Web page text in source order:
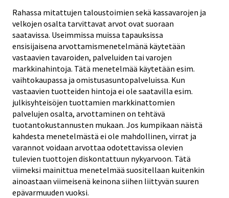
Rahassa mitattujen taloustoimien sekä kassavarojen ja
velkojen osalta tarvittavat arvot ovat suoraan
saatavissa. Useimmissa muissa tapauksissa
ensisijaisena arvottamismenetelmänä käytetään
vastaavien tavaroiden, palveluiden tai varojen
markkinahintoja. Tätä menetelmää käytetään esim.
vaihtokaupassa ja omistusasuntopalveluissa. Kun
vastaavien tuotteiden hintoja ei ole saatavilla esim.
julkisyhteisöjen tuottamien markkinattomien
palvelujen osalta, arvottaminen on tehtävä
tuotantokustannusten mukaan. Jos kumpikaan näistä
kahdesta menetelmästä ei ole mahdollinen, virrat ja
varannot voidaan arvottaa odotettavissa olevien
tulevien tuottojen diskontattuun nykyarvoon. Tätä
viimeksi mainittua menetelmää suositellaan kuitenkin
ainoastaan viimeisenä keinona siihen liittyvän suuren
epävarmuuden vuoksi.